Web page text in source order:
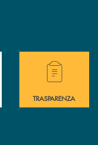
immediata?
Hai bisogno di
TRASPARENZA